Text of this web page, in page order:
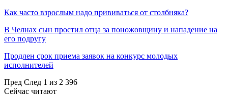
Как часто взрослым надо прививаться от столбняка?
В Челнах сын простил отца за поножовщину и нападение на
его подругу
Продлен срок приема заявок на конкурс молодых
исполнителей
Пред След 1 из 2 396
Сейчас читают